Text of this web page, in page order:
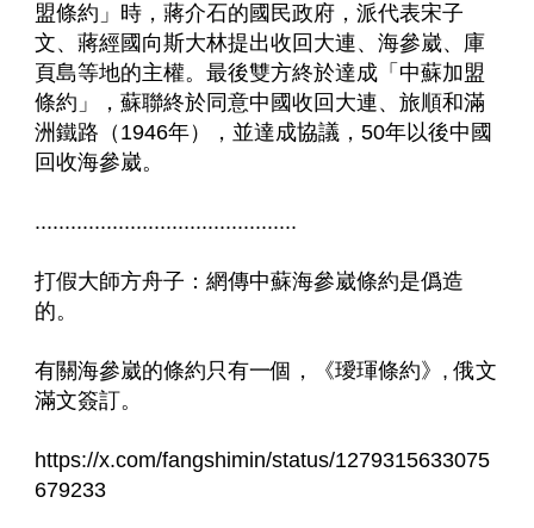
盟條約」時，蔣介石的國民政府，派代表宋子
文、蔣經國向斯大林提出收回大連、海參崴、庫
頁島等地的主權。最後雙方終於達成「中蘇加盟
條約」，蘇聯終於同意中國收回大連、旅順和滿
洲鐵路（1946年），並達成協議，50年以後中國
回收海參崴。
............................................
打假大師方舟子：網傳中蘇海參崴條約是僞造
的。
有關海參崴的條約只有一個，《璦琿條約》, 俄文
滿文簽訂。
https://x.com/fangshimin/status/1279315633075
679233